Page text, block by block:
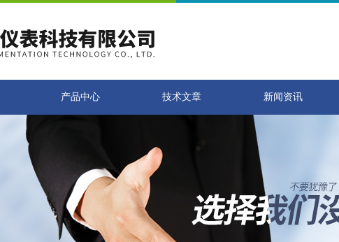
产品中心 技术文章 新闻资讯